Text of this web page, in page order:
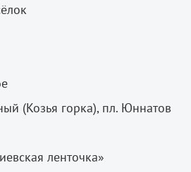
(Козья горка), пл. Юннатов
ленточка»